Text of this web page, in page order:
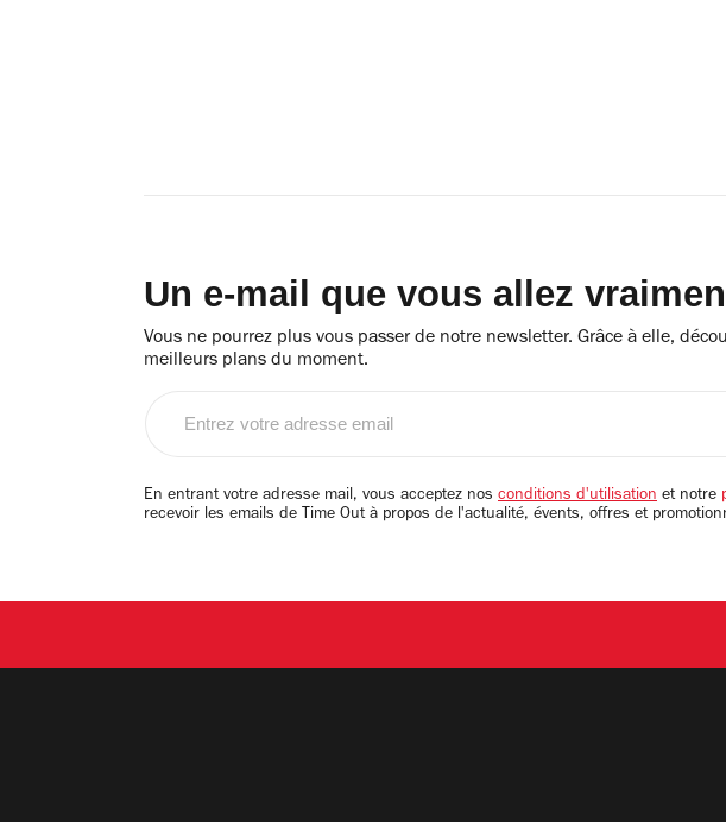
Un e-mail que vous allez
Vous ne pourrez plus vous passer de notre newsletter. Grâce à elle,
meilleurs plans du moment.
email
En entrant votre adresse mail, vous acceptez nos conditions d'utilisation et notre
recevoir les emails de Time Out à propos de l'actualité, évents, offres et